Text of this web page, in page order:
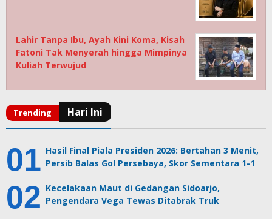
Lahir Tanpa Ibu, Ayah Kini Koma, Kisah
Fatoni Tak Menyerah hingga Mimpinya
Kuliah Terwujud
Hasil Final Piala Presiden 2026: Bertahan 3 Menit,
Persib Balas Gol Persebaya, Skor Sementara 1-1
Kecelakaan Maut di Gedangan Sidoarjo,
Pengendara Vega Tewas Ditabrak Truk